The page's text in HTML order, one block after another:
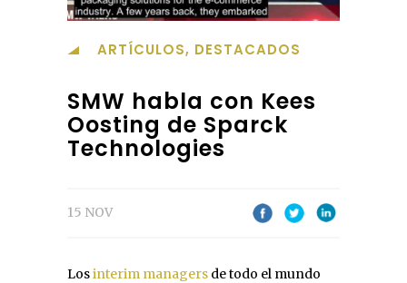
ARTÍCULOS, DESTACADOS
SMW habla con Kees
Oosting de Sparck
Technologies
15 NOV
Losinterim managers de todo el mundo